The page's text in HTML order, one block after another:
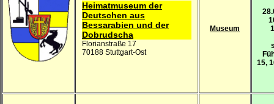
Heimatmuseum der
Deutschen aus
Bessarabien und der
Dobrudscha
Florianstraße 17
70188 Stuttgart-Ost
Museum
15,